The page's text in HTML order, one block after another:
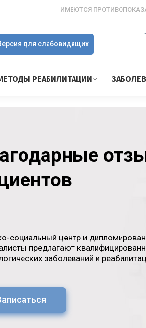
ИМЕЮТСЯ
для слабовидящих
РЕАБИЛИТАЦИИ
социальный центр и
предлагают
заболеваний и